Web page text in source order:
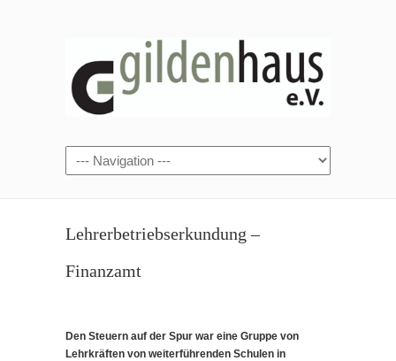
Lehrerbetriebserkundung –
Finanzamt
Den Steuern auf der Spur war eine Gruppe von
Lehrkräften von weiterführenden Schulen in